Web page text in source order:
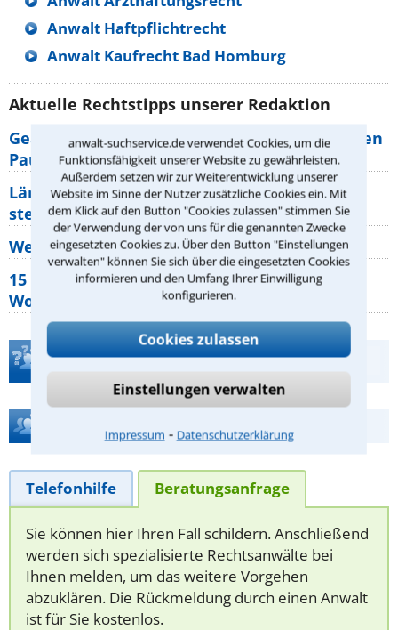
anwalt-suchservice.de verwendet Cookies, um die
Funktionsfähigkeit unserer Website zu gewährleisten.
Außerdem setzen wir zur Weiterentwicklung unserer
Website im Sinne der Nutzer zusätzliche Cookies ein. Mit
dem Klick auf den Button "Cookies zulassen" stimmen Sie
der Verwendung der von uns für die genannten Zwecke
eingesetzten Cookies zu. Über den Button "Einstellungen
verwalten" können Sie sich über die eingesetzten Cookies
informieren und den Umfang Ihrer Einwilligung
konfigurieren.
Cookies zulassen
Einstellungen verwalten
Impressum ⁃ Datenschutzerklärung
Anwalt Haftpflichtrecht
Anwalt Kaufrecht Bad Homburg
Aktuelle Rechtstipps unserer Redaktion
Geänderte Abflugzeiten: Welche Rechte haben
Pauschalurlauber?
Lärm von den Nachbarn: Welche Rechte
stehen mir zu?
Wer muss Zweitwohnungssteuer zahlen?
15 elementare Rechte, die jeder
Wohnungseigentümer kennen sollte
Teste Dein Rechtswissen
Telefonhilfe Beratungsanfrage
Sie können hier Ihren Fall schildern. Anschließend
werden sich spezialisierte Rechtsanwälte bei
Ihnen melden, um das weitere Vorgehen
abzuklären. Die Rückmeldung durch einen Anwalt
ist für Sie kostenlos.